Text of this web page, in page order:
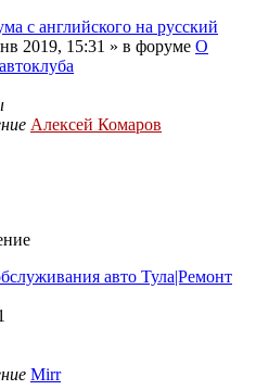
с английского на русский
2019, 15:31 » в форуме О
Алексей Комаров
авто Тула|Ремонт
Mirr